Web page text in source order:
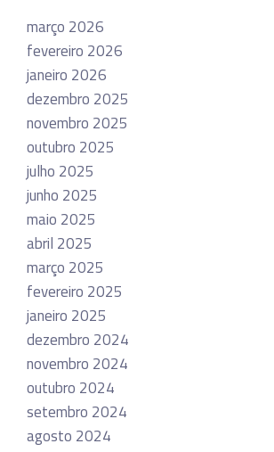
março 2026
fevereiro 2026
janeiro 2026
dezembro 2025
novembro 2025
outubro 2025
julho 2025
junho 2025
maio 2025
abril 2025
março 2025
fevereiro 2025
janeiro 2025
dezembro 2024
novembro 2024
outubro 2024
setembro 2024
agosto 2024